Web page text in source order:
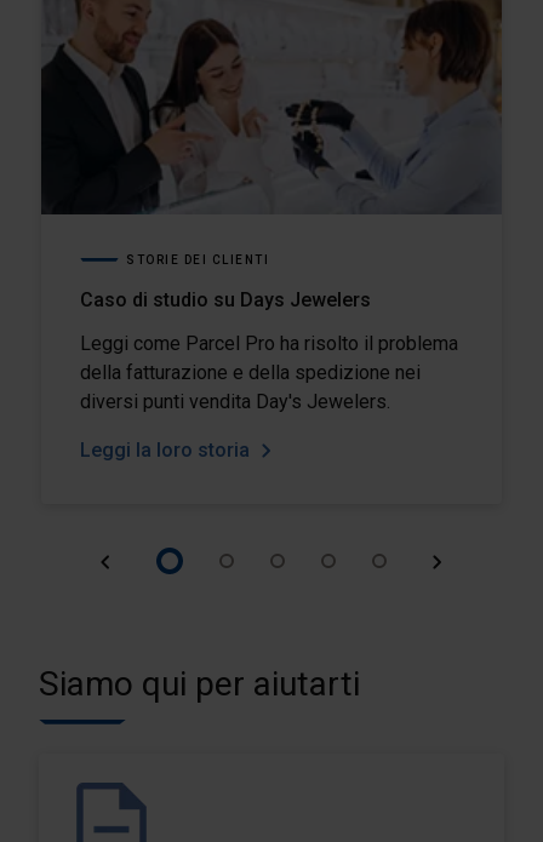
STORIE DEI CLIENTI
Caso di studio su Days Jewelers
Leggi come Parcel Pro ha risolto il problema
della fatturazione e della spedizione nei
diversi punti vendita Day's Jewelers.
Leggi la loro storia
Siamo qui per aiutarti